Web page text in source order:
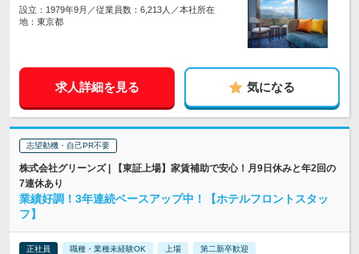
設立：1979年9月／従業員数：6,213人／本社所在
地：東京都
求人詳細を見る 気になる
志望動機・自己PR不要
株式会社グリーンズ | 【東証上場】家賃補助で安心！月9日休みと年2回の
7連休あり
業績好調！3年連続ベースアップ中！【ホテルフロントスタッ
フ】
正社員 職種・業種未経験OK 上場 第二新卒歓迎